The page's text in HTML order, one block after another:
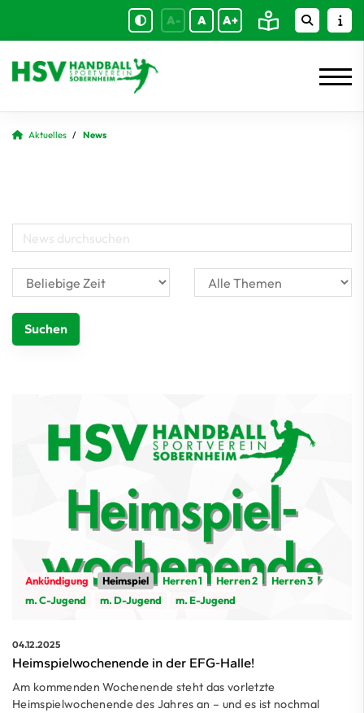
A- A A+
Aktuelles News
Ankündigung Heimspiel Herren 1 Herren 2
Herren 3
m. C-Jugend
m. D-Jugend m. E-Jugend
04.12.2025
Heimspielwochenende in der EFG-Halle!
Am kommenden Wochenende steht das vorletzte
Heimspielwochenende des Jahres an – und es ist nochmal